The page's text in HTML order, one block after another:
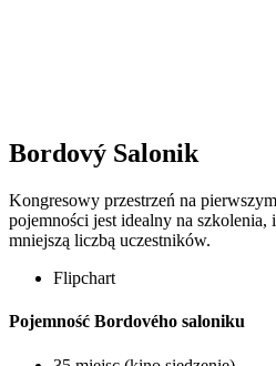
Bordový Salonik
Kongresowy przestrzeń na
pojemności jest idealny na szkolenia,
mniejszą liczbą uczestników.
Flipchart
Pojemność Bordového saloniku